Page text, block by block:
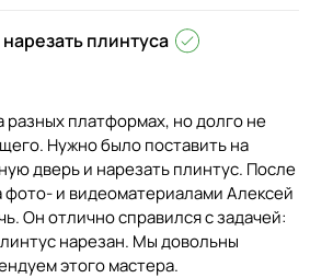
плинтуса
разных платформах, но долго не
Нужно было поставить на
дверь и нарезать плинтус. После
и видеоматериалами Алексей
Он отлично справился с задачей:
нарезан. Мы довольны
этого мастера.